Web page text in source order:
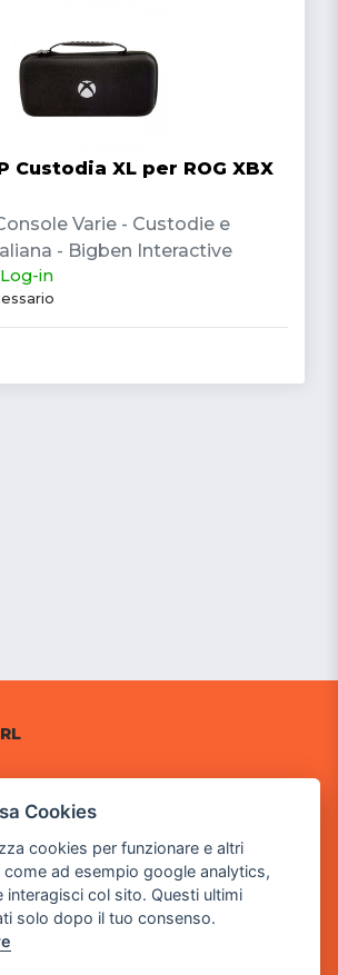
Custodia XL per ROG XBX
Varie - Custodie e
- Bigben Interactive
in
3
- 25082 Botticino, BS
Cookies
cookies per funzionare e altri
ad esempio google analytics,
interagisci col sito. Questi ultimi
solo dopo il tuo consenso.